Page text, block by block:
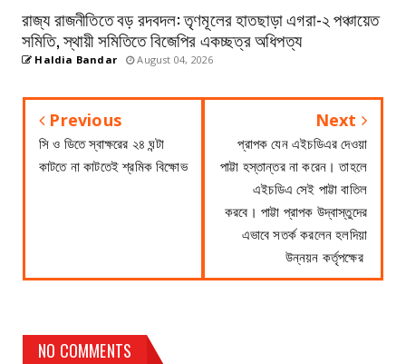
রাজ্য রাজনীতিতে বড় রদবদল: তৃণমূলের হাতছাড়া এগরা-২ পঞ্চায়েত
সমিতি, স্থায়ী সমিতিতে বিজেপির একচ্ছত্র অধিপত্য
Haldia Bandar August 04, 2026
Previous
সি ও ডিতে স্বাক্ষরের ২৪ ঘন্টা
কাটতে না কাটতেই শ্রমিক বিক্ষোভ
Next
প্রাপক যেন এইচডিএর দেওয়া
পাট্টা হস্তান্তর না করেন। তাহলে
এইচডিএ সেই পাট্টা বাতিল
করবে। পাট্টা প্রাপক উদ্বাস্তুদের
এভাবে সতর্ক করলেন হলদিয়া
উন্নয়ন কর্তৃপক্ষের ‍
NO COMMENTS